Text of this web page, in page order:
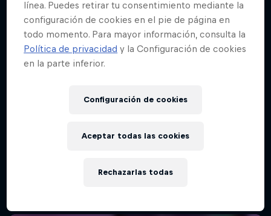
línea. Puedes retirar tu consentimiento mediante la
configuración de cookies en el pie de página en
todo momento. Para mayor información, consulta la
Política de privacidad y la Configuración de cookies
en la parte inferior.
Configuración de cookies
Rechazarlas todas
Aceptar todas las cookies